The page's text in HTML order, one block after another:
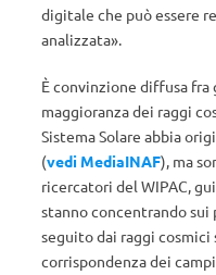
digitale che può essere
analizzata».
È convinzione diffusa
maggioranza dei raggi
Sistema Solare abbia
(vedi MediaINAF), ma
ricercatori del WIPAC,
stanno concentrando
seguito dai raggi
corrispondenza dei